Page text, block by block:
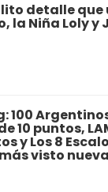
detalle que
la Niña Loly y
100
10 puntos,
y Los 8
visto